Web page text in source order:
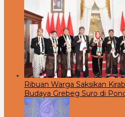
Ribuan Warga Saksikan
Budaya Grebeg Suro di